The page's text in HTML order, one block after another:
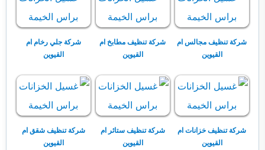
شركة تنظيف مجالس ام
القيوين
شركة تنظيف مطابخ ام
القيوين
شركة جلي رخام ام
القيوين
شركة تنظيف خزانات ام
القيوين
شركة تنظيف ستائر ام
القيوين
شركة تنظيف شقق ام
القيوين